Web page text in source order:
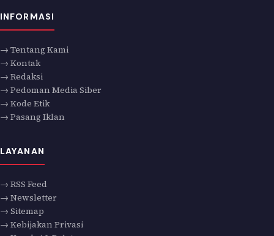
INFORMASI
→ Tentang Kami
→ Kontak
→ Redaksi
→ Pedoman Media Siber
→ Kode Etik
→ Pasang Iklan
LAYANAN
→ RSS Feed
→ Newsletter
→ Sitemap
→ Kebijakan Privasi